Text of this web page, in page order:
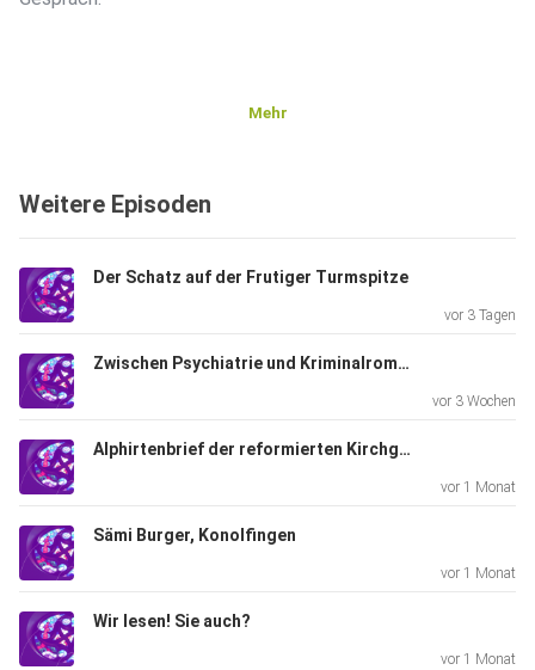
Mehr
Weitere Episoden
Der Schatz auf der Frutiger Turmspitze
vor 3 Tagen
Zwischen Psychiatrie und Kriminalroman
vor 3 Wochen
Alphirtenbrief der reformierten Kirchgemeinde Sigriswil
vor 1 Monat
Sämi Burger, Konolfingen
vor 1 Monat
Wir lesen! Sie auch?
vor 1 Monat